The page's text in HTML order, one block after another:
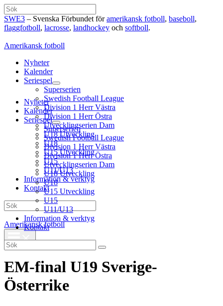
Hoppa
till
innehåll
Sök
SWE3 – Svenska Förbundet föramerikansk fotboll, baseboll,
flaggfotboll, lacrosse, landhockey och softboll.
Amerikansk fotboll
Nyheter
Kalender
Seriespel
Superserien
Swedish Football League
Division 1 Herr Västra
Division 1 Herr Östra
Utvecklingserien Dam
U18 Utveckling
U18
U15 Utveckling
U15
U11/U13
Information & verktyg
Kontakt
Sök
Amerikansk fotboll
Nyheter
Kalender
Seriespel
Superserien
Swedish Football League
Division 1 Herr Västra
Division 1 Herr Östra
Utvecklingserien Dam
U18 Utveckling
U18
U15 Utveckling
U15
U11/U13
Information & verktyg
Kontakt
Search
for:
EM-final U19 Sverige-
Österrike